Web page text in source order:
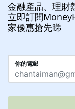
金融產品、理財
立即訂閱
家優惠搶先睇